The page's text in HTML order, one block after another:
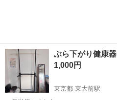
ぶら下がり健康
1,000円
東京都 東大前駅